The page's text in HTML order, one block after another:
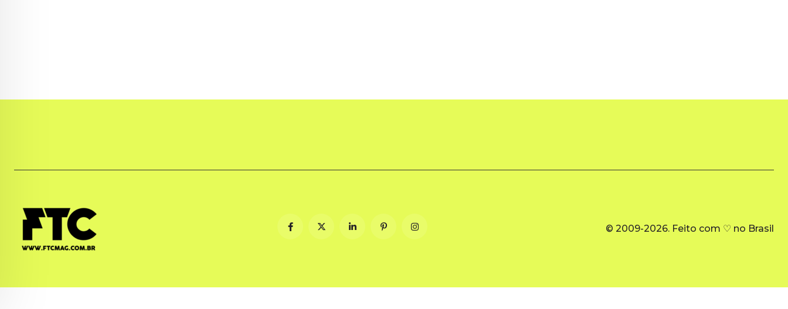
© 2009-2026. Feito com ♡ no Brasil